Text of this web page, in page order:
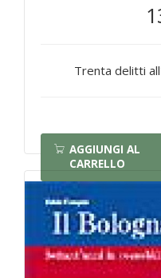
Trenta delitti
AGGIUNGI AL
CARRELLO